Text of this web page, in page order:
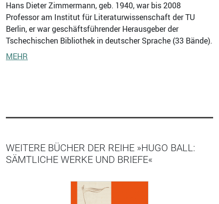
Hans Dieter Zimmermann, geb. 1940, war bis 2008
Professor am Institut für Literaturwissenschaft der TU
Berlin, er war geschäftsführender Herausgeber der
Tschechischen Bibliothek in deutscher Sprache (33 Bände).
MEHR
WEITERE BÜCHER DER REIHE »HUGO BALL:
SÄMTLICHE WERKE UND BRIEFE«